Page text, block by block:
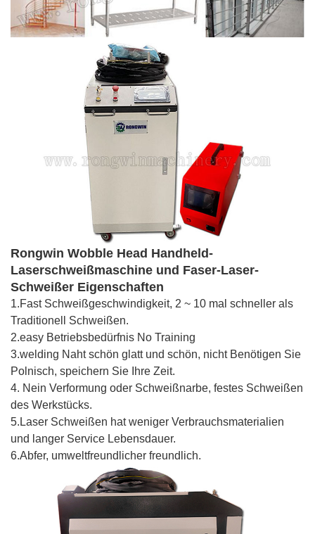
Rongwin Wobble Head Handheld-
Laserschweißmaschine und Faser-Laser-
Schweißer Eigenschaften
1.Fast Schweißgeschwindigkeit, 2 ~ 10 mal schneller als
Traditionell Schweißen.
2.easy Betriebsbedürfnis No Training
3.welding Naht schön glatt und schön, nicht Benötigen Sie
Polnisch, speichern Sie Ihre Zeit.
4. Nein Verformung oder Schweißnarbe, festes Schweißen
des Werkstücks.
5.Laser Schweißen hat weniger Verbrauchsmaterialien
und langer Service Lebensdauer.
6.Abfer, umweltfreundlicher freundlich.